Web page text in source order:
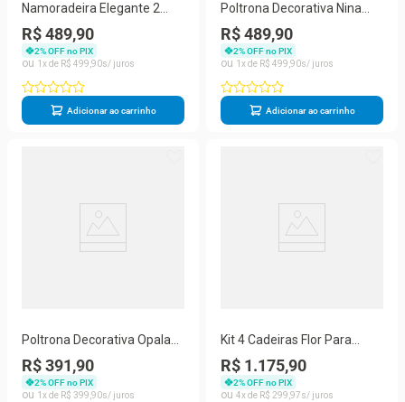
Namoradeira Elegante 2
Lugares Sala De Estar
Balaqui Decor rosa
R$ 489,90
2% OFF no PIX
1
R$ 499 90
Adicionar ao carrinho
Poltrona Decorativa Nina
Para Sala De Estar Suede
Terracota Balaqui Decor
R$ 489,90
2% OFF no PIX
1
R$ 499 90
Adicionar ao carrinho
Poltrona Decorativa Opala
Sala Quarto Escritório
Suede Cinza Balaqui Decor
R$ 391,90
2% OFF no PIX
1
R$ 399 90
Kit 4 Cadeiras Flor Para
Quarto Penteadeira -
Balaqui Decor Capuccino
R$ 1.175,90
2% OFF no PIX
4
R$ 299 97